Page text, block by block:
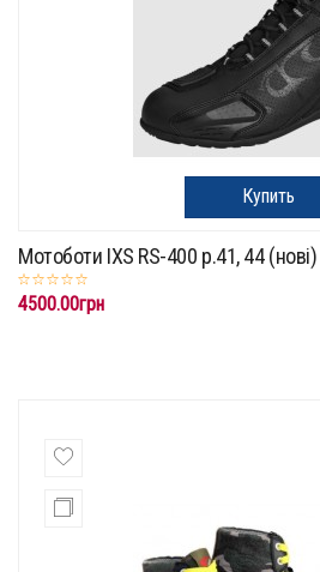
Купить
Мотоботи IXS RS-400 p.41, 44
4500.00грн